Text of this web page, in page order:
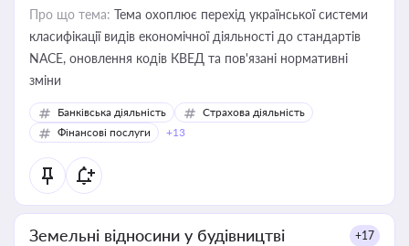
Про що тема: Тема охоплює перехід української системи
класифікації видів економічної діяльності до стандартів
NACE, оновлення кодів КВЕД та пов'язані нормативні
зміни
Банківська діяльність
Страхова діяльність
Фінансові послуги
+13
Земельні відносини у будівництві +17